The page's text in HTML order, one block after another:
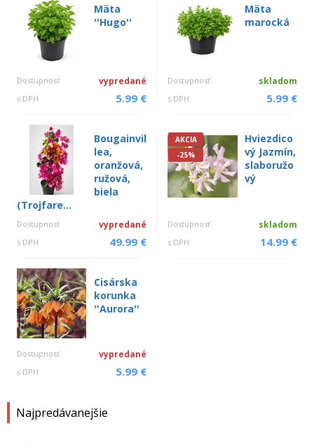
Mäta
''Hugo''
Dostupnosť vypredané
s DPH 5.99 €
Mäta
marocká
Dostupnosť skladom
s DPH 5.99 €
Bougainvil
lea,
oranžová,
ružová,
biela
(Trojfare...
Dostupnosť vypredané
s DPH 49.99 €
AKCIA
-25%
Hviezdico
vý Jazmín,
slaboružo
vý
Dostupnosť skladom
s DPH 14.99 €
Cisárska
korunka
''Aurora''
Dostupnosť vypredané
s DPH 5.99 €
Najpredávanejšie